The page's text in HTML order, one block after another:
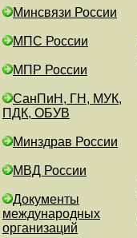
Минсвязи России
МПС России
МПР России
СанПиН, ГН, МУК,
ПДК, ОБУВ
Минздрав России
МВД России
Документы
международных
организаций